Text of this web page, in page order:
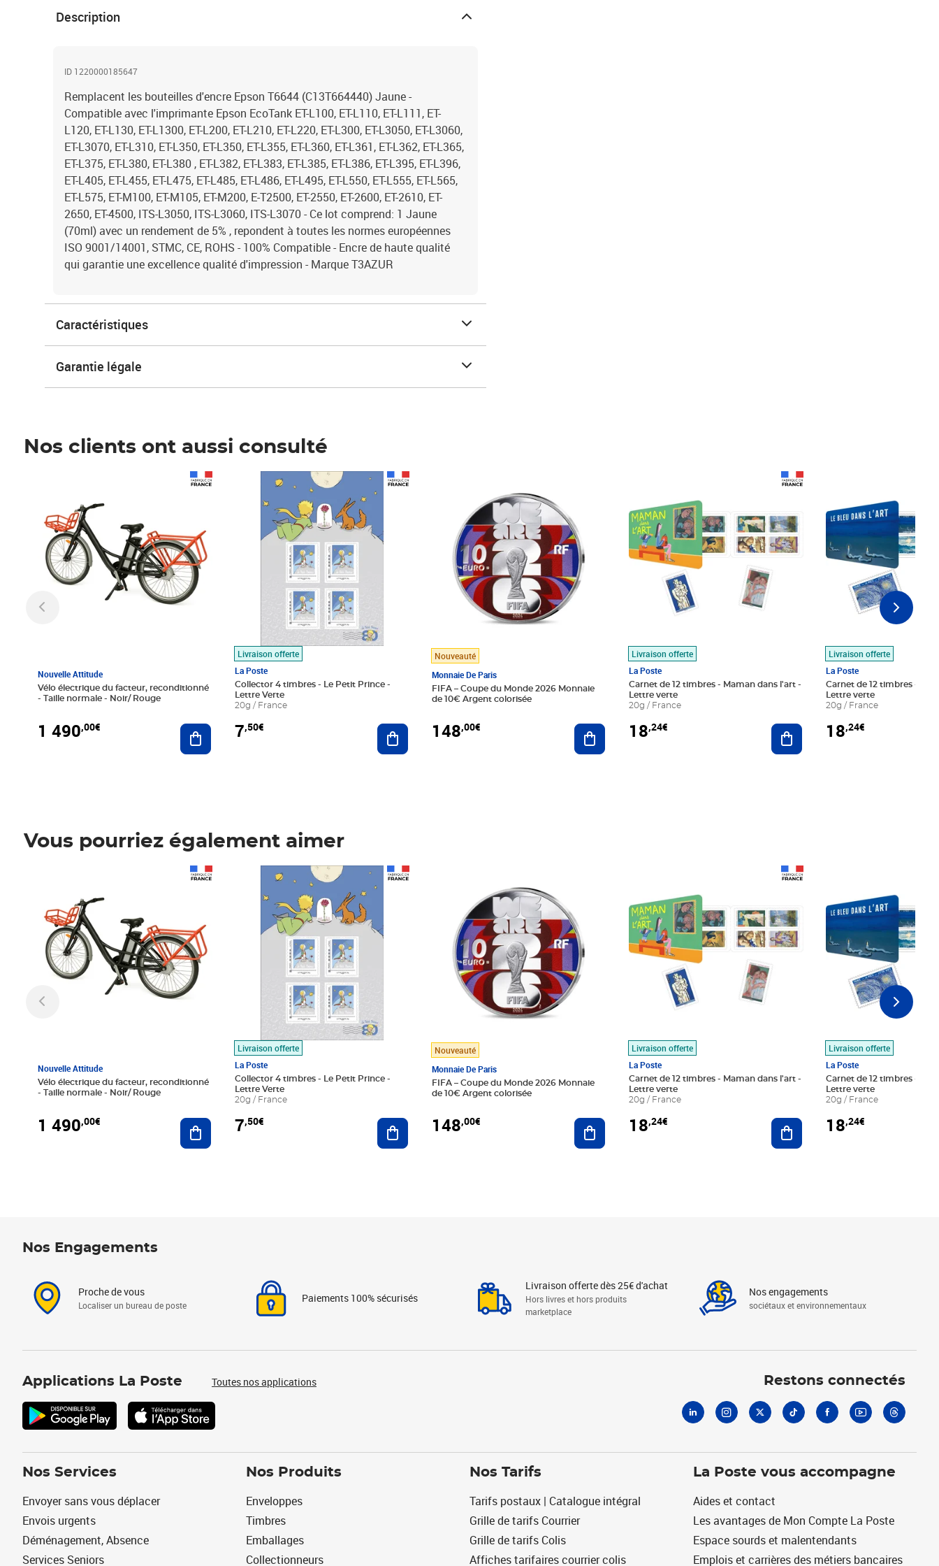
Description
ID 1220000185647
Remplacent les bouteilles d'encre Epson T6644 (C13T664440) Jaune -
Compatible avec l'imprimante Epson EcoTank ET-L100, ET-L110, ET-L111, ET-
L120, ET-L130, ET-L1300, ET-L200, ET-L210, ET-L220, ET-L300, ET-L3050, ET-L3060,
ET-L3070, ET-L310, ET-L350, ET-L350, ET-L355, ET-L360, ET-L361, ET-L362, ET-L365,
ET-L375, ET-L380, ET-L380 , ET-L382, ET-L383, ET-L385, ET-L386, ET-L395, ET-L396,
ET-L405, ET-L455, ET-L475, ET-L485, ET-L486, ET-L495, ET-L550, ET-L555, ET-L565,
ET-L575, ET-M100, ET-M105, ET-M200, E-T2500, ET-2550, ET-2600, ET-2610, ET-
2650, ET-4500, ITS-L3050, ITS-L3060, ITS-L3070 - Ce lot comprend: 1 Jaune
(70ml) avec un rendement de 5% , repondent à toutes les normes européennes
ISO 9001/14001, STMC, CE, ROHS - 100% Compatible - Encre de haute qualité
qui garantie une excellence qualité d'impression - Marque T3AZUR
Caractéristiques
Garantie légale
Nos clients ont aussi consulté
Nouvelle Attitude
Vélo électrique du facteur, reconditionné
- Taille normale - Noir/ Rouge
1 490,00€ Ajouter au panier
Livraison offerte
La Poste
Collector 4 timbres - Le Petit Prince -
Lettre Verte
20g / France
7,50€
Prix 7,50€
Ajouter au panier
Nouveauté
Monnaie De Paris
FIFA – Coupe du Monde 2026 Monnaie
de 10€ Argent colorisée
148,00€ Ajouter au panier
Livraison offerte
La Poste
Carnet de 12 timbres - Maman dans l'art -
Lettre verte
20g / France
18,24€ Ajouter au panier
Livraison offerte
La Poste
Carnet de 12 timbres - Le
Lettre verte
20g / France
18,24€
Vous pourriez également aimer
Nouvelle Attitude
Vélo électrique du facteur, reconditionné
- Taille normale - Noir/ Rouge
1 490,00€ Ajouter au panier
Livraison offerte
La Poste
Collector 4 timbres - Le Petit Prince -
Lettre Verte
20g / France
7,50€
Prix 7,50€
Ajouter au panier
Nouveauté
Monnaie De Paris
FIFA – Coupe du Monde 2026 Monnaie
de 10€ Argent colorisée
148,00€ Ajouter au panier
Livraison offerte
La Poste
Carnet de 12 timbres - Maman dans l'art -
Lettre verte
20g / France
18,24€ Ajouter au panier
Livraison offerte
La Poste
Carnet de 12 timbres - Le
Lettre verte
20g / France
18,24€
Nos Engagements
Proche de vous
Localiser un bureau de poste
Paiements 100% sécurisés
Livraison offerte dès 25€ d'achat
Hors livres et hors produits
marketplace
Nos engagements
sociétaux et environnementaux
Applications La Poste Toutes nos applications Restons connectés
Nos Services
Envoyer sans vous déplacer
Envois urgents
Déménagement, Absence
Services Seniors
Nos Produits
Enveloppes
Timbres
Emballages
Collectionneurs
Nos Tarifs
Tarifs postaux | Catalogue intégral
Grille de tarifs Courrier
Grille de tarifs Colis
Affiches tarifaires courrier colis
La Poste vous accompagne
Aides et contact
Les avantages de Mon Compte La Poste
Espace sourds et malentendants
Emplois et carrières des métiers bancaires